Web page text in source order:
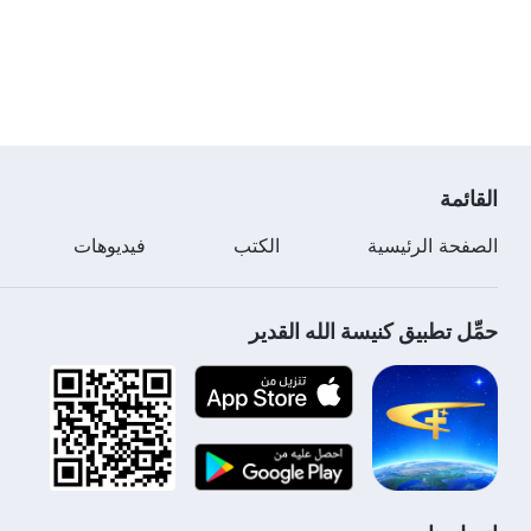
القائمة
الصفحة الرئيسية الكتب فيديوهات
حمِّل تطبيق كنيسة الله القدير